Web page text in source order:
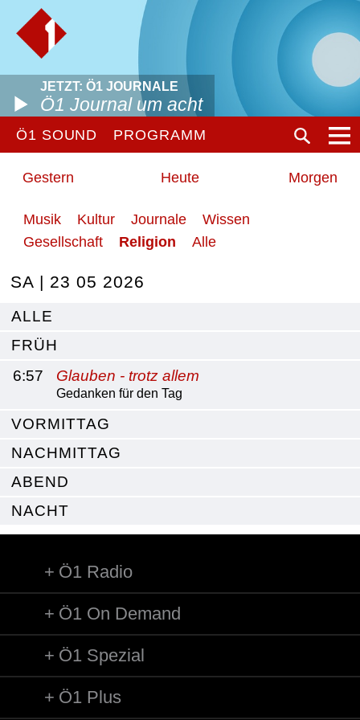
JETZT: Ö1 JOURNALE
Ö1 Journal um acht
Ö1 SOUND PROGRAMM
Gestern Heute Morgen
Musik Kultur Journale
Wissen
Gesellschaft
Religion Alle
SA | 23 05 2026
ALLE
FRÜH
6:57
Glauben - trotz allem
Gedanken für den Tag
VORMITTAG
NACHMITTAG
ABEND
NACHT
Ö1 Radio
Ö1 On Demand
Ö1 Spezial
Ö1 Plus